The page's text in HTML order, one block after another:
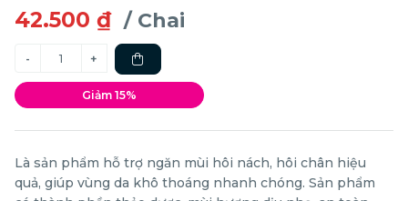
42.500 ₫ / Chai
Giảm 15%
Là sản phẩm hỗ trợ ngăn mùi hôi nách, hôi chân hiệu
quả, giúp vùng da khô thoáng nhanh chóng. Sản phẩm